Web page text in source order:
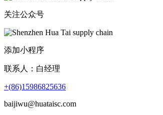
关注公众号
添加小程序
联系人：白经理
+(86)15986825636
baijiwu@huataisc.com